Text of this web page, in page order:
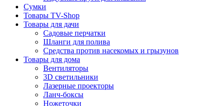
Сумки
Товары TV-Shop
Товары для дачи
Садовые перчатки
Шланги для полива
Средства против насекомых и грызунов
Товары для дома
Вентиляторы
3D светильники
Лазерные проекторы
Ланч-боксы
Ножеточки